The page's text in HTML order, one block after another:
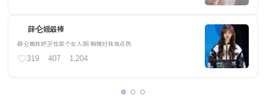
薛仑娥最棒
薛仑娥我好歹也是个女人啊 稍微对我有点防
319 407 1,204